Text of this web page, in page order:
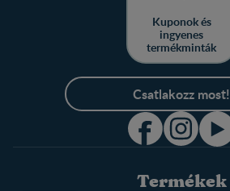
Kuponok és
ingyenes
termékminták
Csatlakozz most!
Termékek